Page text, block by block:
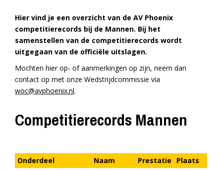
Hier vind je een overzicht van de AV Phoenix
competitierecords bij de Mannen. Bij het
samenstellen van de competitierecords wordt
uitgegaan van de officiële uitslagen.
Mochten hier op- of aanmerkingen op zijn, neem dan
contact op met onze Wedstrijdcommissie via
woc@avphoenix.nl.
Competitierecords Mannen
Onderdeel Naam Prestatie Plaats